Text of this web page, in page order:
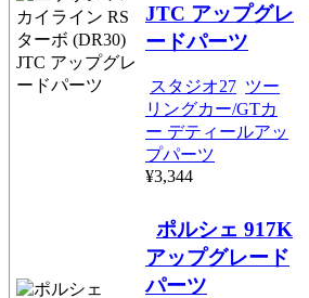
JTC アップグレ
ードパーツ
スタジオ27 ツー
リングカー/GTカ
ー デティールアッ
プパーツ
¥3,344
ポルシェ 917K
アップグレード
パーツ